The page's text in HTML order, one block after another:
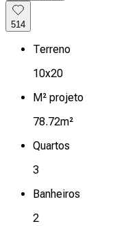
514
Terreno
10x20
M² projeto
78.72m²
Quartos
3
Banheiros
2